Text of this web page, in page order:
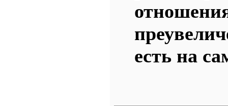
есть на